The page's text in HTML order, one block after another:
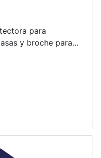
para
y broche para...